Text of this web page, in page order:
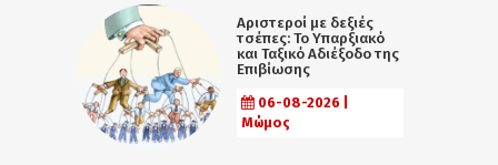
Αριστεροί με δεξιές
τσέπες: Το Υπαρξιακό
και Ταξικό Αδιέξοδο της
Επιβίωσης
06-08-2026 |
Μώμος